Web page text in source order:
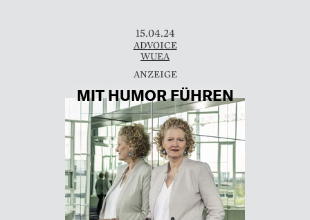
15.04.24
ADVOICE
WUEA
MIT HUMOR FÜHREN